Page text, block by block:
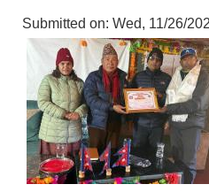
Submitted on: Wed, 11/26/